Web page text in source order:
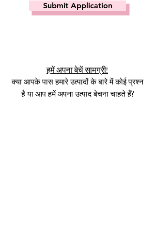
Submit Application
हमें अपना बेचें सामग्री!
क्या आपके पास हमारे उत्पादों के बारे में कोई प्रश्न
है या आप हमें अपना उत्पाद बेचना चाहते हैं?